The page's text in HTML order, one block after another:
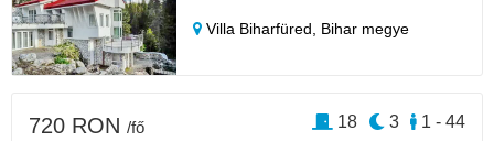
Villa Biharfüred, Bihar megye
720 RON /fő 1 - 44
3
18